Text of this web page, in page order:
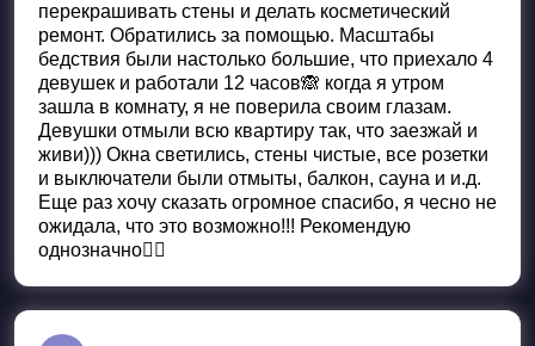
перекрашивать стены и делать косметический
ремонт. Обратились за помощью. Масштабы
бедствия были настолько большие, что приехало 4
девушек и работали 12 часов🙈 когда я утром
зашла в комнату, я не поверила своим глазам.
Девушки отмыли всю квартиру так, что заезжай и
живи))) Окна светились, стены чистые, все розетки
и выключатели были отмыты, балкон, сауна и и.д.
Еще раз хочу сказать огромное спасибо, я чесно не
ожидала, что это возможно!!! Рекомендую
однозначно👍🏻